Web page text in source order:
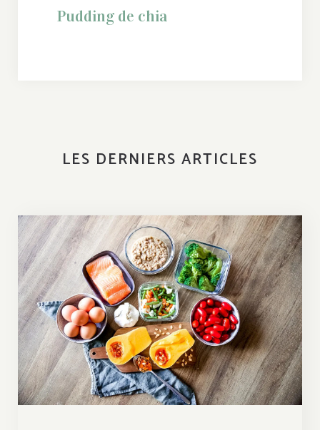
Pudding de chia
LES DERNIERS ARTICLES
Gagner du temps en cuisine